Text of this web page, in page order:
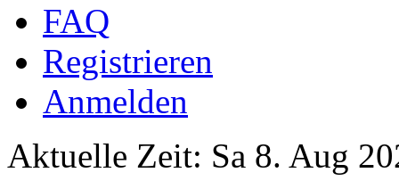
FAQ
Registrieren
Anmelden
Aktuelle Zeit: Sa 8. Aug